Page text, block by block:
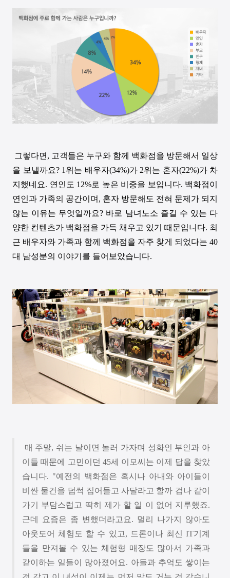
그렇다면 , 고객들은 누구와 함께 백화점을 방문해서 일상
을 보낼까요? 1 위는 배우자(34%)가2위는 혼자(22%)가 차
지했네요. 연인도 12%로 높은 비중을 보입니다. 백화점이
연인과 가족의 공간이며 , 혼자 방문해도 전혀 문제가 되지
않는 이유는 무엇일까요? 바로 남녀노소 즐길 수 있는 다
양한 컨텐츠가 백화점을 가득 채우고 있기 때문입니다. 최
근 배우자와 가족과 함께 백화점을 자주 찾게 되었다는 40
대 남성분의 이야기를 들어보았습니다.
매 주말, 쉬는 날이면 놀러 가자며 성화인 부인과 아
이들 때문에 고민이던 45세 이모씨는 이제 답을 찾았
습니다. "예전의 백화점은 혹시나 아내와 아이들이
비싼 물건을 덥썩 집어들고 사달라고 할까 겁나 같이
가기 부담스럽고 딱히 제가 할 일 이 없어 지루했죠.
근데 요즘은 좀 변했더라고요. 멀리 나가지 않아도
아웃도어 체험도 할 수 있고, 드론이나 최신 IT기계
들을 만져볼 수 있는 체험형 매장도 많아서 가족과
같이하는 일들이 많아졌어요. 아들과 추억도 쌓이는